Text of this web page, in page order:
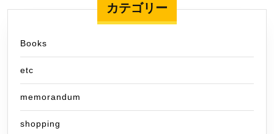
カテゴリー
Books
etc
memorandum
shopping